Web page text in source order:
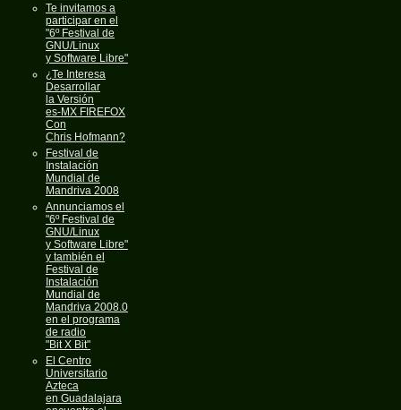
Te invitamos a
participar en el
"6º Festival de
GNU/Linux
y Software Libre"
¿Te Interesa
Desarrollar
la Versión
es-MX FIREFOX
Con
Chris Hofmann?
Festival de
Instalación
Mundial de
Mandriva 2008
Annunciamos el
"6º Festival de
GNU/Linux
y Software Libre"
y también el
Festival de
Instalación
Mundial de
Mandriva 2008.0
en el programa
de radio
"Bit X Bit"
El Centro
Universitario
Azteca
en Guadalajara